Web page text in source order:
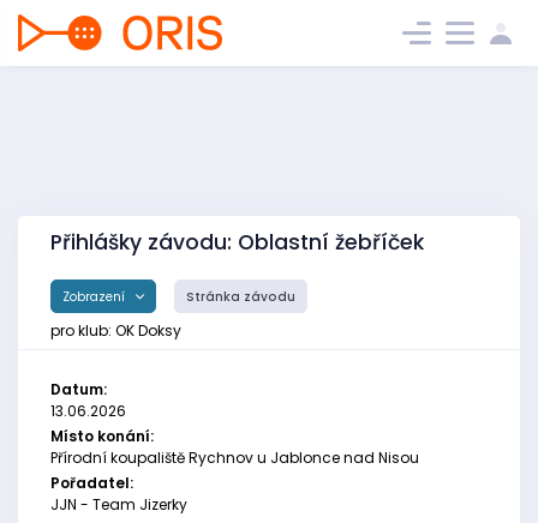
Přihlášky závodu: Oblastní žebříček
Zobrazení Stránka závodu
pro klub: OK Doksy
Datum:
13.06.2026
Místo konání:
Přírodní koupaliště Rychnov u Jablonce nad Nisou
Pořadatel:
JJN - Team Jizerky